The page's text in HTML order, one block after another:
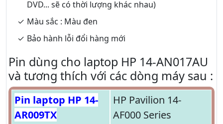
DVD... sẽ có thời lượng khác nhau)
Màu sắc : Màu đen
Bảo hành lỗi đổi hàng mới
Pin dùng cho laptop HP 14-AN017AU
và tương thích với các dòng máy sau :
Pin laptop HP 14-
AR009TX
HP Pavilion 14-
AF000 Series